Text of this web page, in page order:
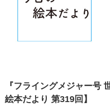
『フライングメジャー号
絵本だより 第319回】